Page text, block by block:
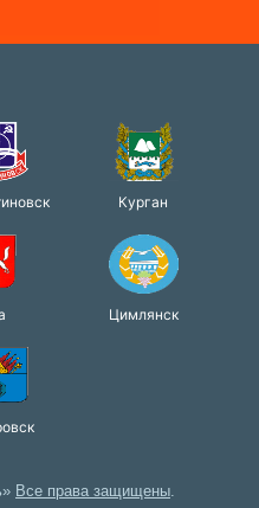
Курган
Цимлянск
Все права защищены.